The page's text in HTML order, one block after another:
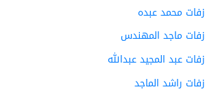
زفات محمد عبده
زفات ماجد المهندس
زفات عبد المجيد عبدالله
زفات راشد الماجد